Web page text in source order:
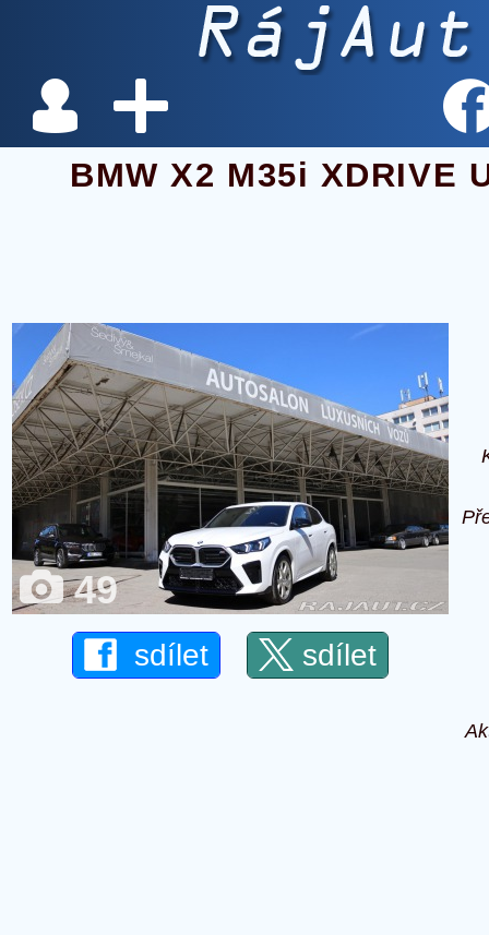
BMW X2 M35i XDRIVE
49
sdílet sdílet